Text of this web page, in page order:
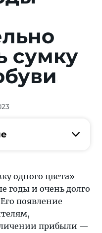
сумку
одного цвета»
годы и очень долго
появление
прибыли —